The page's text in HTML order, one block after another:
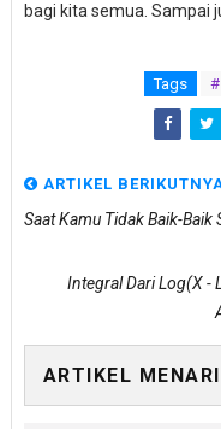
bagi kita semua. Sampai
Tags
ARTIKEL
Saat Kamu Tidak Baik-Baik
Integral Dari Log(x -
ARTIKEL